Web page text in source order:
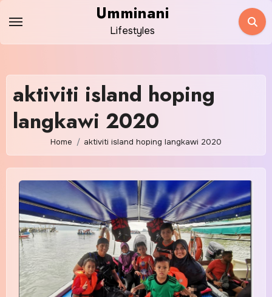
content
Umminani
Lifestyles
aktiviti island hoping
langkawi 2020
Home aktiviti island hoping langkawi 2020